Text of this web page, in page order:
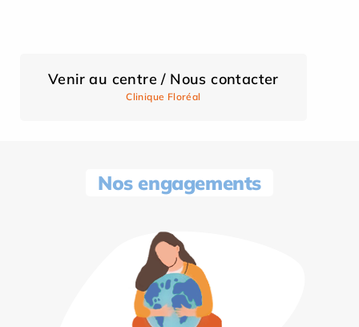
Venir au centre / Nous contacter
Clinique Floréal
Nos engagements